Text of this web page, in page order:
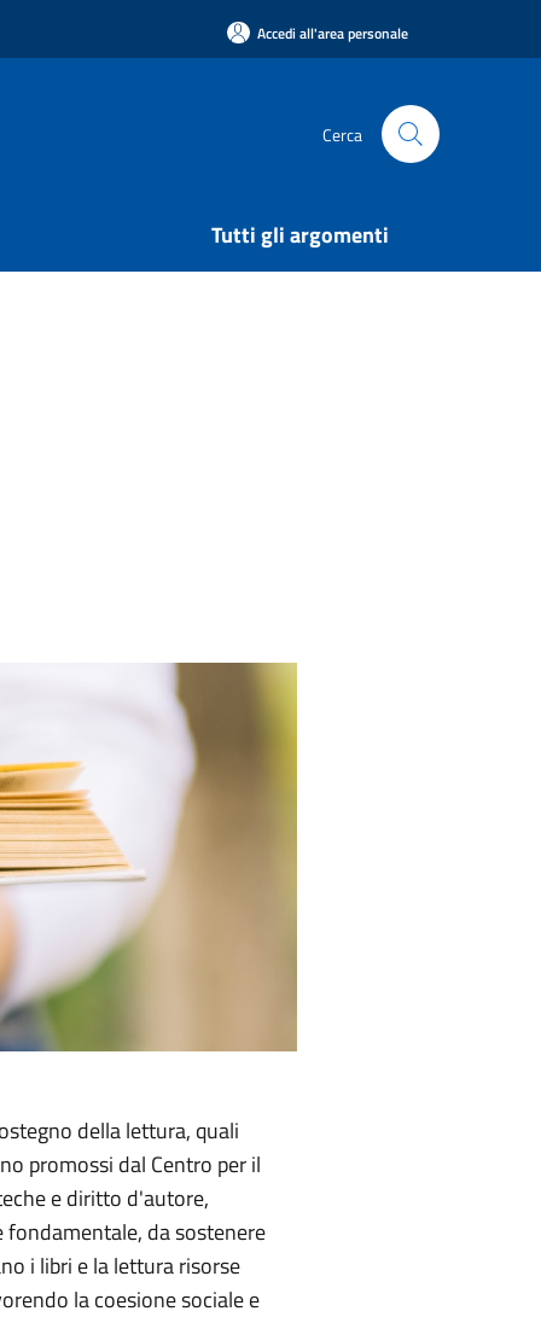
Accedi all'area personale
Cerca
Tutti gli argomenti
della lettura, quali
promossi dal Centro per il
e diritto d'autore,
da sostenere
i libri e la lettura risorse
la coesione sociale e